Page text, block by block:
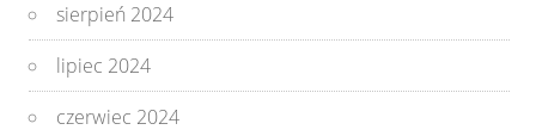
sierpień 2024
lipiec 2024
czerwiec 2024